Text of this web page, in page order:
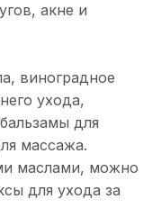
акне и
виноградное
ухода,
для
массажа.
маслами, можно
для ухода за